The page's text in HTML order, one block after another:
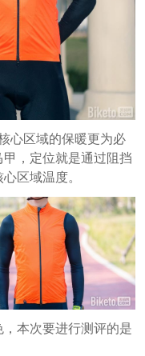
心区域的保暖更为必
，定位就是通过阻挡
区域温度。
本次要进行测评的是